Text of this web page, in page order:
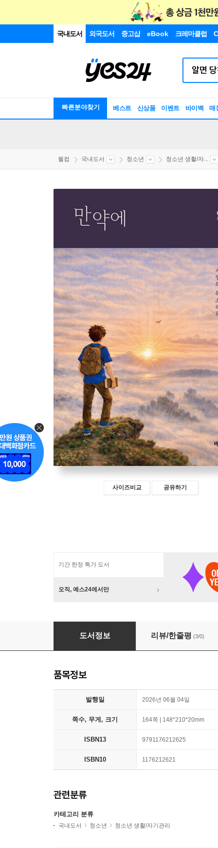
국내도서 외국도서 중고샵 eBook 크레마클럽
빠른분야찾기 베스트 신상품 이벤트 바이백 매
웰컴 국내도서 청소년 청소년 생활/자...
사이즈비교 공유하기
기간 한정 특가 도서
오직, 예스24에서만
도서정보 리뷰/한줄평 (3/0)
품목정보
발행일 2026년 06월 04일
쪽수, 무게, 크기 164쪽 | 148*210*20mm
ISBN13 9791176212625
ISBN10 1176212621
관련분류
카테고리 분류
국내도서 청소년 청소년 생활/자기관리